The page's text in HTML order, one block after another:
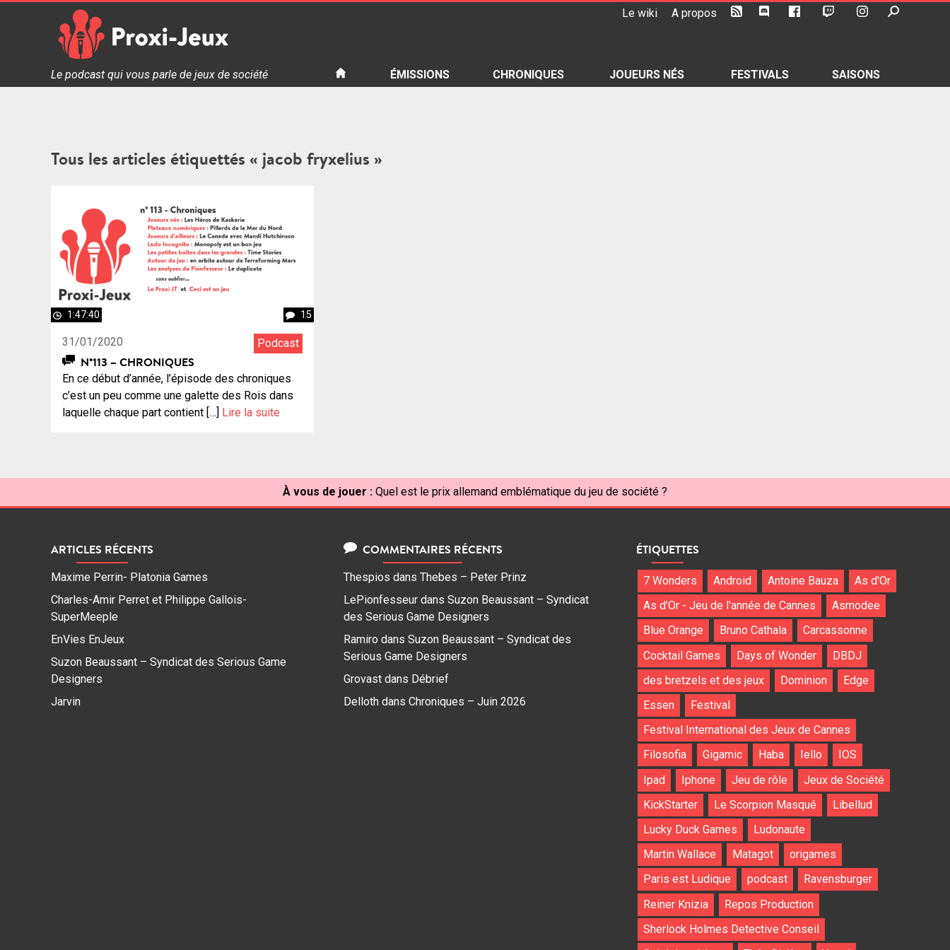
Le wiki A propos
Proxi Jeux - Le podcast qui vous parle de jeux de société
Le podcast qui vous parle de jeux de société ÉMISSIONS CHRONIQUES JOUEURS NÉS FESTIVALS SAISONS
Tous les articles étiquettés « jacob fryxelius »
1:47:40 15
31/01/2020 Podcast
N°113 – CHRONIQUES
En ce début d’année, l’épisode des chroniques
c’est un peu comme une galette des Rois dans
laquelle chaque part contient […]
Lire la suite
À vous de jouer : Quel est le prix allemand emblématique du jeu de société ?
ARTICLES RÉCENTS
Maxime Perrin- Platonia Games
Charles-Amir Perret et Philippe Gallois-
SuperMeeple
EnVies EnJeux
Suzon Beaussant – Syndicat des Serious Game
Designers
Jarvin
COMMENTAIRES RÉCENTS
Thespios dans Thebes – Peter Prinz
LePionfesseur dans Suzon Beaussant – Syndicat
des Serious Game Designers
Ramiro dans Suzon Beaussant – Syndicat des
Serious Game Designers
Grovast dans Débrief
Delloth dans Chroniques – Juin 2026
ÉTIQUETTES
7 Wonders Android Antoine Bauza
As d'Or
As d'Or - Jeu de l'année de Cannes
Asmodee
Blue Orange
Bruno Cathala
Carcassonne
Cocktail Games
Days of Wonder
DBDJ
des bretzels et des jeux
Dominion
Edge
Essen
Festival
Festival International des Jeux de Cannes
Filosofia
Gigamic Haba Iello
IOS
Ipad
Iphone Jeu de rôle
Jeux de Société
KickStarter
Le Scorpion Masqué
Libellud
Lucky Duck Games
Ludonaute
Martin Wallace
Matagot
origames
Paris est Ludique
podcast
Ravensburger
Reiner Knizia
Repos Production
Sherlock Holmes Detective Conseil